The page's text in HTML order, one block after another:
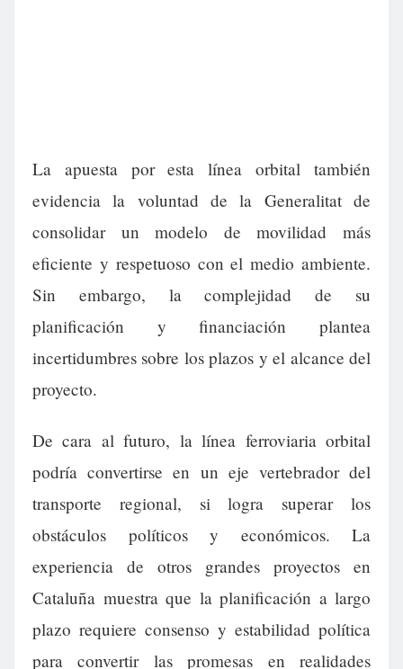
La apuesta por esta línea orbital también
evidencia la voluntad de la Generalitat de
consolidar un modelo de movilidad más
eficiente y respetuoso con el medio ambiente.
Sin embargo, la complejidad de su
planificación y financiación plantea
incertidumbres sobre los plazos y el alcance del
proyecto.
De cara al futuro, la línea ferroviaria orbital
podría convertirse en un eje vertebrador del
transporte regional, si logra superar los
obstáculos políticos y económicos. La
experiencia de otros grandes proyectos en
Cataluña muestra que la planificación a largo
plazo requiere consenso y estabilidad política
para convertir las promesas en realidades